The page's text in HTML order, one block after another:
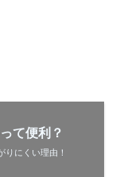
て便利？
りにくい理由！